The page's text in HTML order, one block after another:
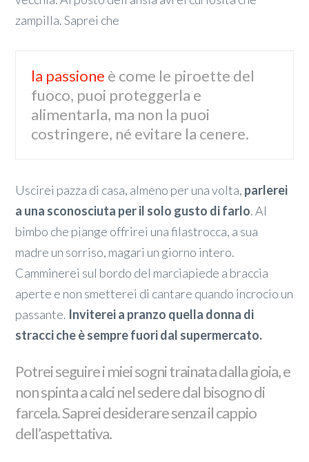
zampilla. Saprei che
la passione è come le piroette del
fuoco, puoi proteggerla e
alimentarla, ma non la puoi
costringere, né evitare la cenere.
Uscirei pazza di casa, almeno per una volta, parlerei
a una sconosciuta per il solo gusto di farlo. Al
bimbo che piange offrirei una filastrocca, a sua
madre un sorriso, magari un giorno intero.
Camminerei sul bordo del marciapiede a braccia
aperte e non smetterei di cantare quando incrocio un
passante. Inviterei a pranzo quella donna di
stracci che è sempre fuori dal supermercato.
Potrei seguire i miei sogni trainata dalla gioia, e
non spinta a calci nel sedere dal bisogno di
farcela. Saprei desiderare senza il cappio
dell’aspettativa.